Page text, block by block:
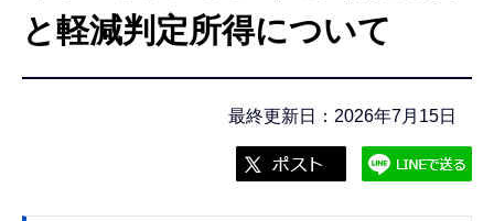
と軽減判定所得について
最終更新日：2026年7月15日